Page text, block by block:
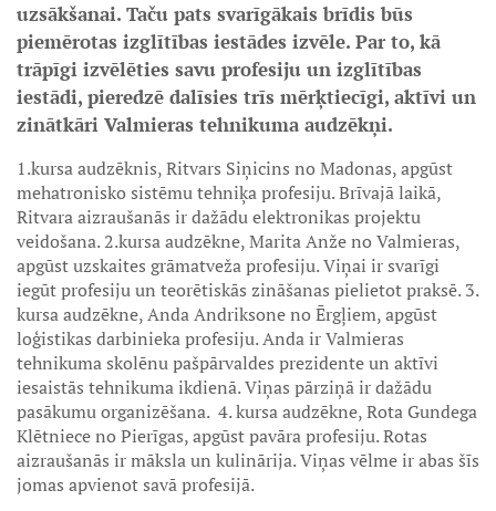
uzsākšanai. Taču pats svarīgākais brīdis būs
piemērotas izglītības iestādes izvēle. Par to, kā
trāpīgi izvēlēties savu profesiju un izglītības
iestādi, pieredzē dalīsies trīs mērķtiecīgi, aktīvi un
zinātkāri Valmieras tehnikuma audzēkņi.
1.kursa audzēknis, Ritvars Siņicins no Madonas, apgūst
mehatronisko sistēmu tehniķa profesiju. Brīvajā laikā,
Ritvara aizraušanās ir dažādu elektronikas projektu
veidošana. 2.kursa audzēkne, Marita Anže no Valmieras,
apgūst uzskaites grāmatveža profesiju. Viņai ir svarīgi
iegūt profesiju un teorētiskās zināšanas pielietot praksē. 3.
kursa audzēkne, Anda Andriksone no Ērgļiem, apgūst
loģistikas darbinieka profesiju. Anda ir Valmieras
tehnikuma skolēnu pašpārvaldes prezidente un aktīvi
iesaistās tehnikuma ikdienā. Viņas pārziņā ir dažādu
pasākumu organizēšana. 4. kursa audzēkne, Rota Gundega
Klētniece no Pierīgas, apgūst pavāra profesiju. Rotas
aizraušanās ir māksla un kulinārija. Viņas vēlme ir abas šīs
jomas apvienot savā profesijā.